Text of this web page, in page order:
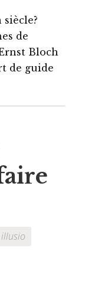
de
Bloch
de guide
illusio